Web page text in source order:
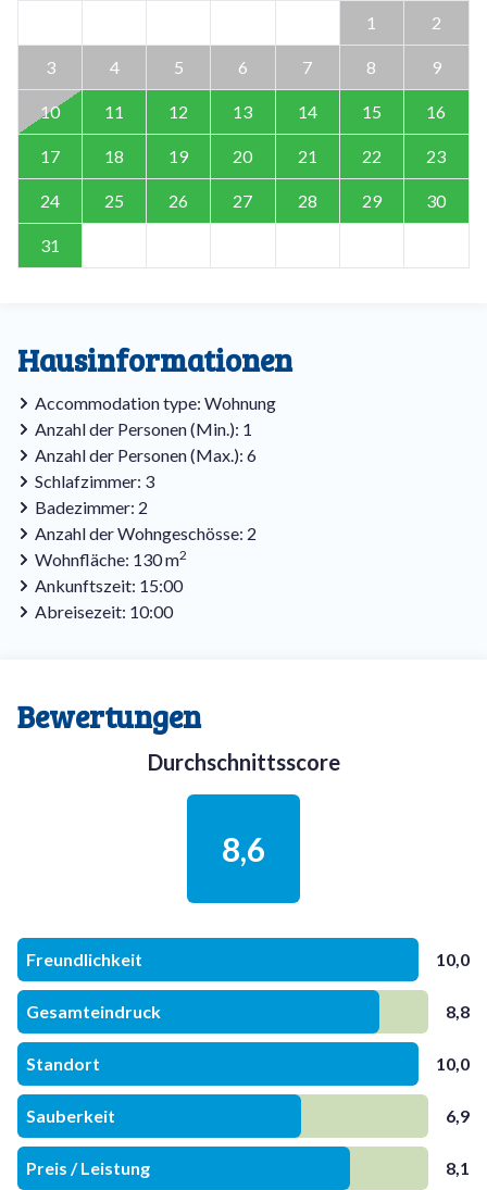
1 2
3 4 5 6 7 8 9
10 11 12 13 14 15 16
17 18 19 20 21 22 23
24 25 26 27 28 29 30
31
Hausinformationen
Accommodation type: Wohnung
Anzahl der Personen (Min.): 1
Anzahl der Personen (Max.): 6
Schlafzimmer: 3
Badezimmer: 2
Anzahl der Wohngeschösse: 2
Wohnfläche: 130 m2
Ankunftszeit: 15:00
Abreisezeit: 10:00
Bewertungen
Durchschnittsscore
8,6
Freundlichkeit 10,0
Gesamteindruck 8,8
Standort 10,0
Sauberkeit 6,9
Preis / Leistung 8,1